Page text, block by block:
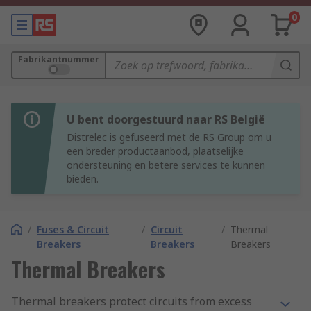
0
Fabrikantnummer
U bent doorgestuurd naar RS België
Distrelec is gefuseerd met de RS Group om u
een breder productaanbod, plaatselijke
ondersteuning en betere services te kunnen
bieden.
/ Fuses & Circuit
Breakers
/ Circuit
Breakers
/ Thermal
Breakers
Thermal Breakers
Thermal breakers protect circuits from excess